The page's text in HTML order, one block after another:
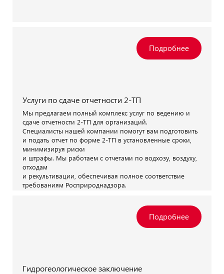
Услуги по сдаче отчетности 2-ТП
Мы предлагаем полный комплекс услуг по ведению и
сдаче отчетности 2-ТП для организаций.
Специалисты нашей компании помогут вам подготовить
и подать отчет по форме 2-ТП в установленные сроки,
минимизируя риски
и штрафы. Мы работаем с отчетами по водхозу, воздуху,
отходам
и рекультивации, обеспечивая полное соответствие
требованиям Росприроднадзора.
Гидрогеологическое заключение